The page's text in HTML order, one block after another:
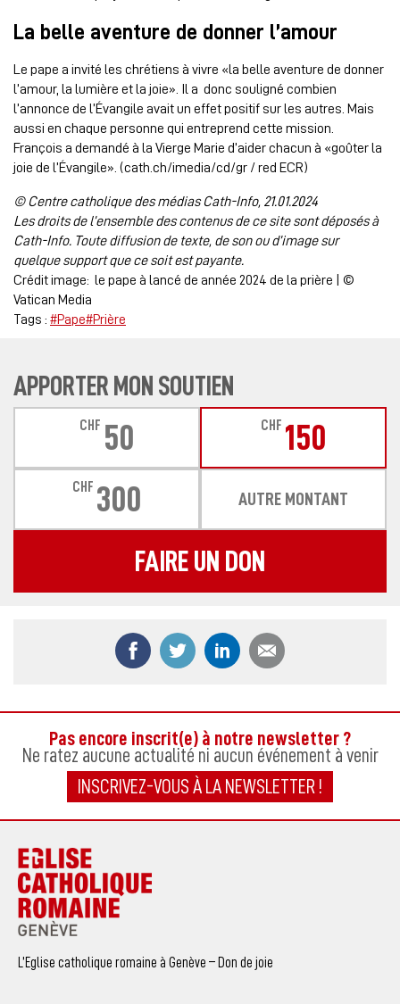
La belle aventure de donner l’amour
Le pape a invité les chrétiens à vivre «la belle aventure de donner
l’amour, la lumière et la joie». Il a donc souligné combien
l’annonce de l’Évangile avait un effet positif sur les autres. Mais
aussi en chaque personne qui entreprend cette mission.
François a demandé à la Vierge Marie d’aider chacun à «goûter la
joie de l’Évangile». (cath.ch/imedia/cd/gr / red ECR)
© Centre catholique des médias Cath-Info, 21.01.2024
Les droits de l’ensemble des contenus de ce site sont déposés à
Cath-Info. Toute diffusion de texte, de son ou d’image sur
quelque support que ce soit est payante.
Crédit image: le pape à lancé de année 2024 de la prière | ©
Vatican Media
Tags : #Pape#Prière
APPORTER MON SOUTIEN
CHF 50 CHF 150
CHF 300 AUTRE MONTANT
FAIRE UN DON
Partager ce contenu sur Facebook
Partager ce contenu sur Twitter
Partager ce contenu
Pas encore inscrit(e) à notre newsletter ?
Ne ratez aucune actualité ni aucun événement à venir
INSCRIVEZ-VOUS À LA NEWSLETTER !
L’Eglise catholique romaine à Genève – Don de joie